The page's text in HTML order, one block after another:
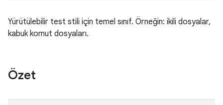
Yürütülebilir test stili için temel sınıf. Örneğin: ikili dosyalar,
kabuk komut dosyaları.
Özet